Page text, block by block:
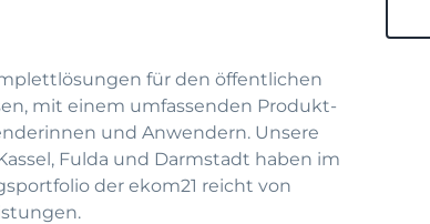
für den öffentlichen
mit einem umfassenden Produkt-
und Anwendern. Unsere
Fulda und Darmstadt haben im
der ekom21 reicht von